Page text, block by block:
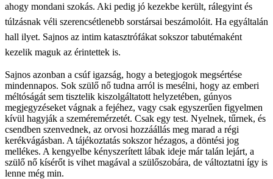
ahogy mondani szokás. Aki pedig jó kezekbe került, rálegyint és
túlzásnak véli szerencsétlenebb sorstársai beszámolóit. Ha egyáltalán
hall ilyet. Sajnos az intim katasztrófákat sokszor tabutémaként
kezelik maguk az érintettek is.
Sajnos azonban a csúf igazság, hogy a betegjogok megsértése
mindennapos. Sok szülő nő tudna arról is mesélni, hogy az emberi
méltóságát sem tisztelik kiszolgáltatott helyzetében, gúnyos
megjegyzéseket vágnak a fejéhez, vagy csak egyszerűen figyelmen
kívül hagyják a szeméremérzetét. Csak egy test. Nyelnek, tűrnek, és
csendben szenvednek, az orvosi hozzáállás meg marad a régi
kerékvágásban. A tájékoztatás sokszor hézagos, a döntési jog
mellékes. A kengyelbe kényszerített lábak ideje már talán lejárt, a
szülő nő kísérőt is vihet magával a szülőszobára, de változtatni így is
lenne még min.